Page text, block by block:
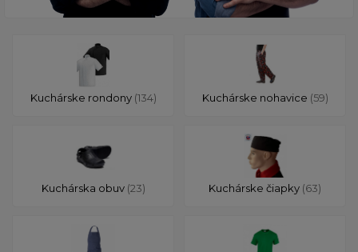
Kuchárske rondony (134) Kuchárske nohavice (59)
Kuchárska obuv (23) Kuchárske čiapky (63)